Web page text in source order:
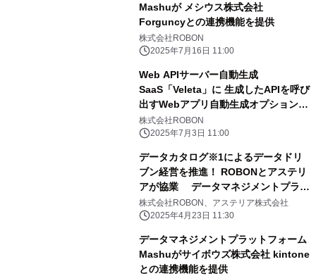
Mashuが メシウス株式会社
Forguncyとの連携機能を提供
株式会社ROBON
2025年7月16日 11:00
Web APIサーバー自動生成
SaaS「Veleta」に 生成したAPIを呼び
出すWebアプリ自動生成オプションが
追加
株式会社ROBON
2025年7月3日 11:00
データカタログ※1によるデータドリ
ブン経営を推進！ ROBONとアステリ
アが協業 データマネジメントプラッ
トフォーム「Mashu」が ASTERIA
Warpと連携 企業が保有する情報資
る化へ
株式会社ROBON、アステリア株式会社
2025年4月23日 11:30
データマネジメントプラットフォーム
Mashuがサイボウズ株式会社 kintone
との連携機能を提供